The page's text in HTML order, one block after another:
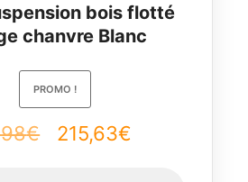
bois flotté
chanvre Blanc
PROMO !
€
Le
215,63€Le